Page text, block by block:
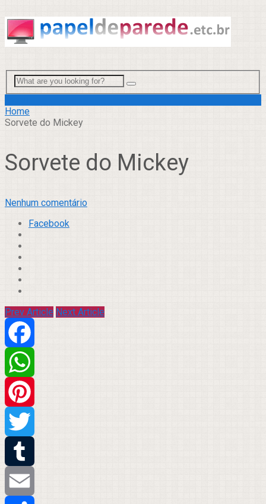
Home
Sorvete do Mickey
Sorvete do Mickey
Nenhum comentário
Facebook
Prev Article Next Article
Facebook
WhatsApp
Pinterest
Twitter
Tumblr